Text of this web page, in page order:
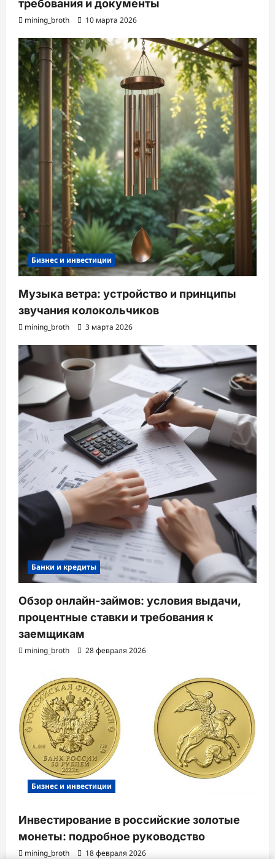
требования и документы
mining_broth 10 марта 2026
Бизнес и инвестиции
Музыка ветра: устройство и принципы
звучания колокольчиков
mining_broth 3 марта 2026
Банки и кредиты
Обзор онлайн-займов: условия выдачи,
процентные ставки и требования к
заемщикам
mining_broth 28 февраля 2026
Бизнес и инвестиции
Инвестирование в российские золотые
монеты: подробное руководство
mining_broth 18 февраля 2026